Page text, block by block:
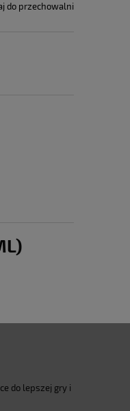
do przechowalni
do lepszej gry i